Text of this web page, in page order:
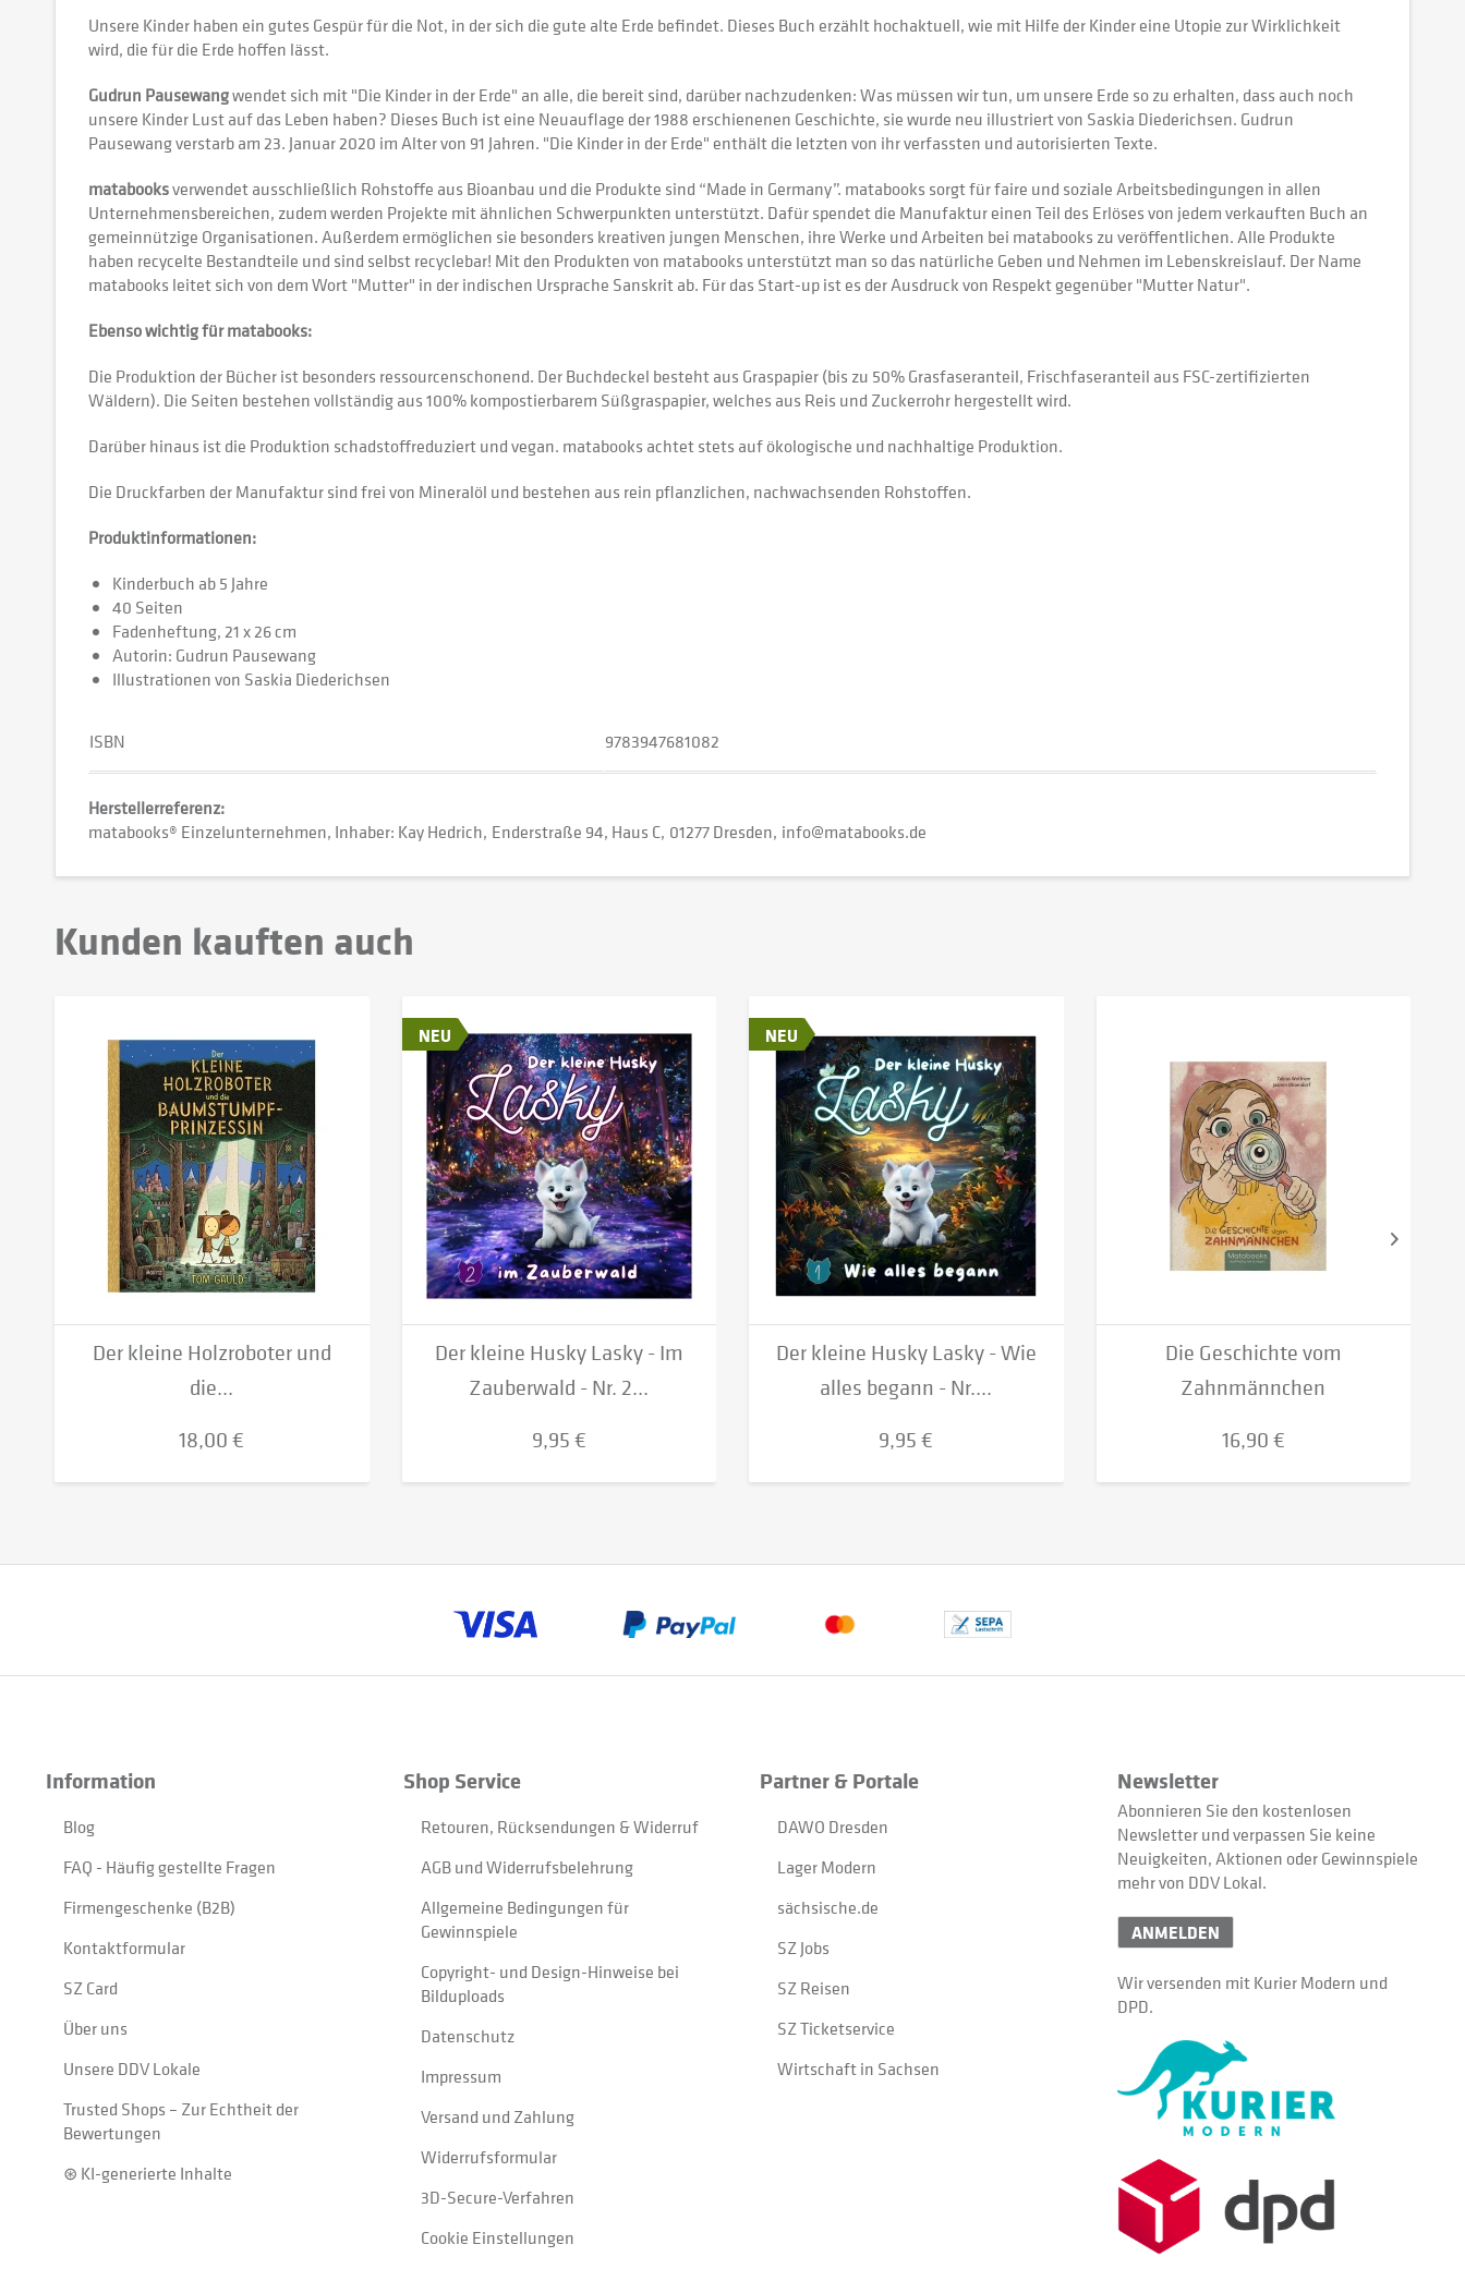
Unsere Kinder haben ein gutes Gespür für die Not, in der sich die gute alte Erde befindet. Dieses Buch erzählt hochaktuell, wie mit Hilfe der Kinder eine Utopie zur Wirklichkeit
wird, die für die Erde hoffen lässt.
Gudrun Pausewangwendet sich mit "Die Kinder in der Erde" an alle, die bereit sind, darüber nachzudenken: Was müssen wir tun, um unsere Erde so zu erhalten, dass auch noch
unsere Kinder Lust auf das Leben haben? Dieses Buch ist eine Neuauflage der 1988 erschienenen Geschichte, sie wurde neu illustriert von Saskia Diederichsen. Gudrun
Pausewang verstarb am 23. Januar 2020 im Alter von 91 Jahren. "Die Kinder in der Erde" enthält die letzten von ihr verfassten und autorisierten Texte.
matabooksverwendet ausschließlich Rohstoffe aus Bioanbau und die Produkte sind “Made in Germany”. matabooks sorgt für faire und soziale Arbeitsbedingungen in allen
Unternehmensbereichen, zudem werden Projekte mit ähnlichen Schwerpunkten unterstützt. Dafür spendet die Manufaktur einen Teil des Erlöses von jedem verkauften Buch an
gemeinnützige Organisationen. Außerdem ermöglichen sie besonders kreativen jungen Menschen, ihre Werke und Arbeiten bei matabooks zu veröffentlichen. Alle Produkte
haben recycelte Bestandteile und sind selbst recyclebar! Mit den Produkten von matabooks unterstützt man so das natürliche Geben und Nehmen im Lebenskreislauf. Der Name
matabooks leitet sich von dem Wort "Mutter" in der indischen Ursprache Sanskrit ab. Für das Start-up ist es der Ausdruck von Respekt gegenüber "Mutter Natur".
Ebenso wichtig für matabooks:
Die Produktion der Bücher ist besonders ressourcenschonend. Der Buchdeckel besteht aus Graspapier (bis zu 50% Grasfaseranteil, Frischfaseranteil aus FSC-zertifizierten
Wäldern). Die Seiten bestehen vollständig aus 100% kompostierbarem Süßgraspapier, welches aus Reis und Zuckerrohr hergestellt wird.
Darüber hinaus ist die Produktion schadstoffreduziert und vegan. matabooks achtet stets auf ökologische und nachhaltige Produktion.
Die Druckfarben der Manufaktur sind frei von Mineralöl und bestehen aus rein pflanzlichen, nachwachsenden Rohstoffen.
Produktinformationen:
Kinderbuch ab 5 Jahre
40 Seiten
Fadenheftung, 21 x 26 cm
Autorin: Gudrun Pausewang
Illustrationen von Saskia Diederichsen
ISBN 9783947681082
Herstellerreferenz:
matabooks® Einzelunternehmen, Inhaber: Kay Hedrich Enderstraße 94, Haus C 01277 Dresden info@matabooks.de
Kunden kauften auch
Der kleine Holzroboter und
die...
18,00 €
NEU
Der kleine Husky Lasky - Im
Zauberwald - Nr. 2...
9,95 €
NEU
Der kleine Husky Lasky - Wie
alles begann - Nr....
9,95 €
Die Geschichte vom
Zahnmännchen
16,90 €
Information
Blog
FAQ - Häufig gestellte Fragen
Firmengeschenke (B2B)
Kontaktformular
SZ Card
Über uns
Unsere DDV Lokale
Trusted Shops – Zur Echtheit der
Bewertungen
⊛ KI-generierte Inhalte
Shop Service
Retouren, Rücksendungen & Widerruf
AGB und Widerrufsbelehrung
Allgemeine Bedingungen für
Gewinnspiele
Copyright- und Design-Hinweise bei
Bilduploads
Datenschutz
Impressum
Versand und Zahlung
Widerrufsformular
3D-Secure-Verfahren
Cookie Einstellungen
Partner & Portale
DAWO Dresden
Lager Modern
sächsische.de
SZ Jobs
SZ Reisen
SZ Ticketservice
Wirtschaft in Sachsen
Newsletter
Abonnieren Sie den kostenlosen
Newsletter und verpassen Sie keine
Neuigkeiten, Aktionen oder Gewinnspiele
mehr von DDV Lokal.
ANMELDEN
Wir versenden mit Kurier Modern und
DPD.